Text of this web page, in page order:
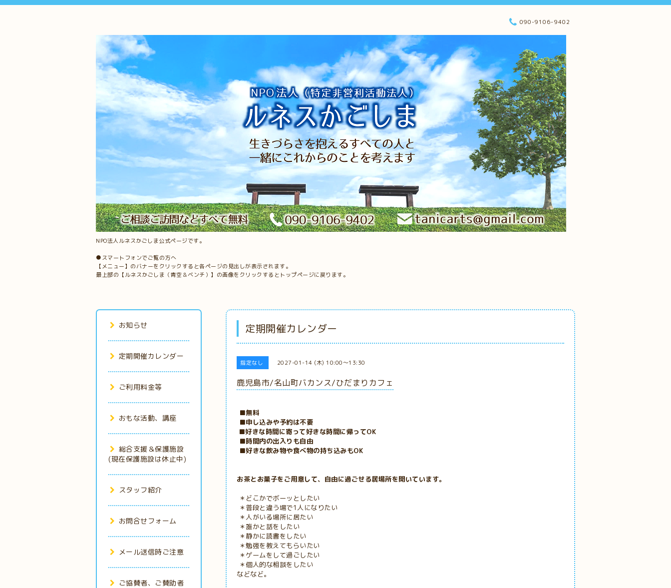
NPO法人ルネスかごしま公式ページです。
●スマートフォンでご覧の方へ
【メニュー】のバナーをクリックすると各ページの見出しが表示されます。
最上部の【ルネスかごしま（青空＆ベンチ）】の画像をクリックするとトップページに戻ります。
090-9106-9402
定期開催カレンダー
指定なし 2027-01-14 (木) 10:00～13:30
鹿児島市/名山町バカンス/ひだまりカフェ
■無料
■申し込みや予約は不要
■好きな時間に寄って好きな時間に帰ってOK
■時間内の出入りも自由
■好きな飲み物や食べ物の持ち込みもOK
お茶とお菓子をご用意して、自由に過ごせる居場所を開いています。
＊どこかでボーッとしたい
＊普段と違う場で1人になりたい
＊人がいる場所に居たい
＊誰かと話をしたい
＊静かに読書をしたい
＊勉強を教えてもらいたい
＊ゲームをして過ごしたい
＊個人的な相談をしたい
などなど。
お知らせ
定期開催カレンダー
ご利用料金等
おもな活動、講座
総合支援＆保護施設
(現在保護施設は休止中)
スタッフ紹介
お問合せフォーム
メール送信時ご注意
ご協賛者、ご賛助者